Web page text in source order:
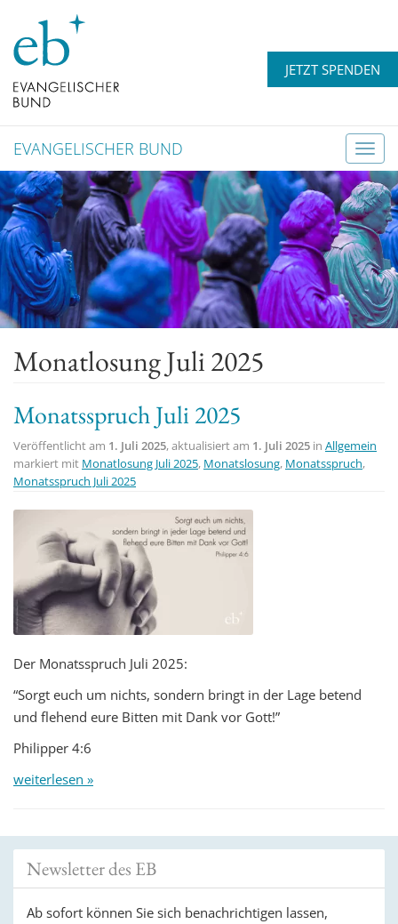
JETZT SPENDEN
T
o
g
g
l
e
n
a
v
i
o
EVANGELISCHER BUND
Monatlosung Juli 2025
Monatsspruch Juli 2025
Veröffentlicht am 1. Juli 2025, aktualisiert am 1. Juli 2025 in Allgemein
markiert mit Monatlosung Juli 2025, Monatslosung, Monatsspruch,
Monatsspruch Juli 2025
Der Monatsspruch Juli 2025:
“Sorgt euch um nichts, sondern bringt in der Lage betend
und flehend eure Bitten mit Dank vor Gott!”
Philipper 4:6
weiterlesen »
Newsletter des EB
Ab sofort können Sie sich benachrichtigen lassen,